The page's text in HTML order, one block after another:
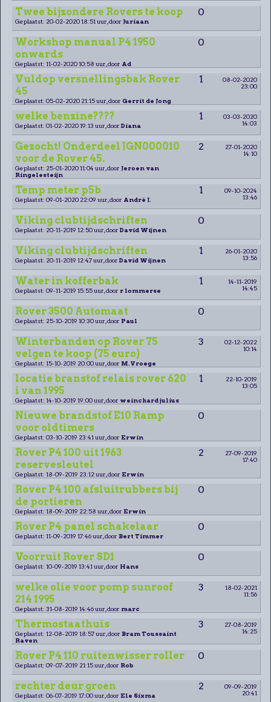
Twee bijzondere Rovers te koop 0
Geplaatst: 20-02-2020 18:51 uur, door Juriaan
Workshop manual P4 1950
onwards
0
Geplaatst: 11-02-2020 10:58 uur, door Ad
Vuldop versnellingsbak Rover
45
1
08-02-2020
23:00
Geplaatst: 05-02-2020 21:15 uur, door Gerrit de Jong
welke benzine???? 1
03-03-2020
14:03
Geplaatst: 01-02-2020 19:13 uur, door Diana
Gezocht! Onderdeel JGN000010
voor de Rover 45.
2
27-01-2020
14:10
Geplaatst: 25-01-2020 11:04 uur, door Jeroen van
Ringelesteijn
Temp meter p5b 1
09-10-2024
13:46
Geplaatst: 09-01-2020 22:09 uur, door André J.
Viking clubtijdschriften 0
Geplaatst: 20-11-2019 12:50 uur, door David Wijnen
Viking clubtijdschriften 1
26-01-2020
13:56
Geplaatst: 20-11-2019 12:47 uur, door David Wijnen
Water in kofferbak 1
14-11-2019
14:45
Geplaatst: 09-11-2019 15:55 uur, door r lommerse
Rover 3500 Automaat 0
Geplaatst: 25-10-2019 10:30 uur, door Paul
Winterbanden op Rover 75
velgen te koop (75 euro)
3
02-12-2022
10:14
Geplaatst: 15-10-2019 20:00 uur, door M.Vroege
locatie branstof relais rover 620
i van 1995
1
22-10-2019
13:05
Geplaatst: 14-10-2019 19:00 uur, door weinchard julius
Nieuwe brandstof E10 Ramp
voor oldtimers
0
Geplaatst: 03-10-2019 23:41 uur, door Erwin
Rover P4 100 uit 1963
reservesleutel
2
27-09-2019
17:40
Geplaatst: 18-09-2019 23:12 uur, door Erwin
Rover P4 100 afsluitrubbers bij
de portieren
0
Geplaatst: 18-09-2019 22:58 uur, door Erwin
Rover P4 panel schakelaar 0
Geplaatst: 11-09-2019 17:46 uur, door Bert Timmer
Voorruit Rover SD1 0
Geplaatst: 10-09-2019 13:41 uur, door Hans
welke olie voor pomp sunroof
214 1995
3
18-02-2021
11:56
Geplaatst: 31-08-2019 14:46 uur, door marc
Thermostaathuis 3
27-08-2019
14:25
Geplaatst: 12-08-2019 18:57 uur, door Bram Toussaint
Raven
Rover P4 110 ruitenwisser roller 0
Geplaatst: 09-07-2019 21:15 uur, door Rob
rechter deur groen 2
09-09-2019
20:41
Geplaatst: 06-07-2019 17:00 uur, door Ele Sixma